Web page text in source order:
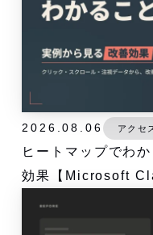
2026.08.06 アクセ
ヒートマップでわ
効果【Microsoft